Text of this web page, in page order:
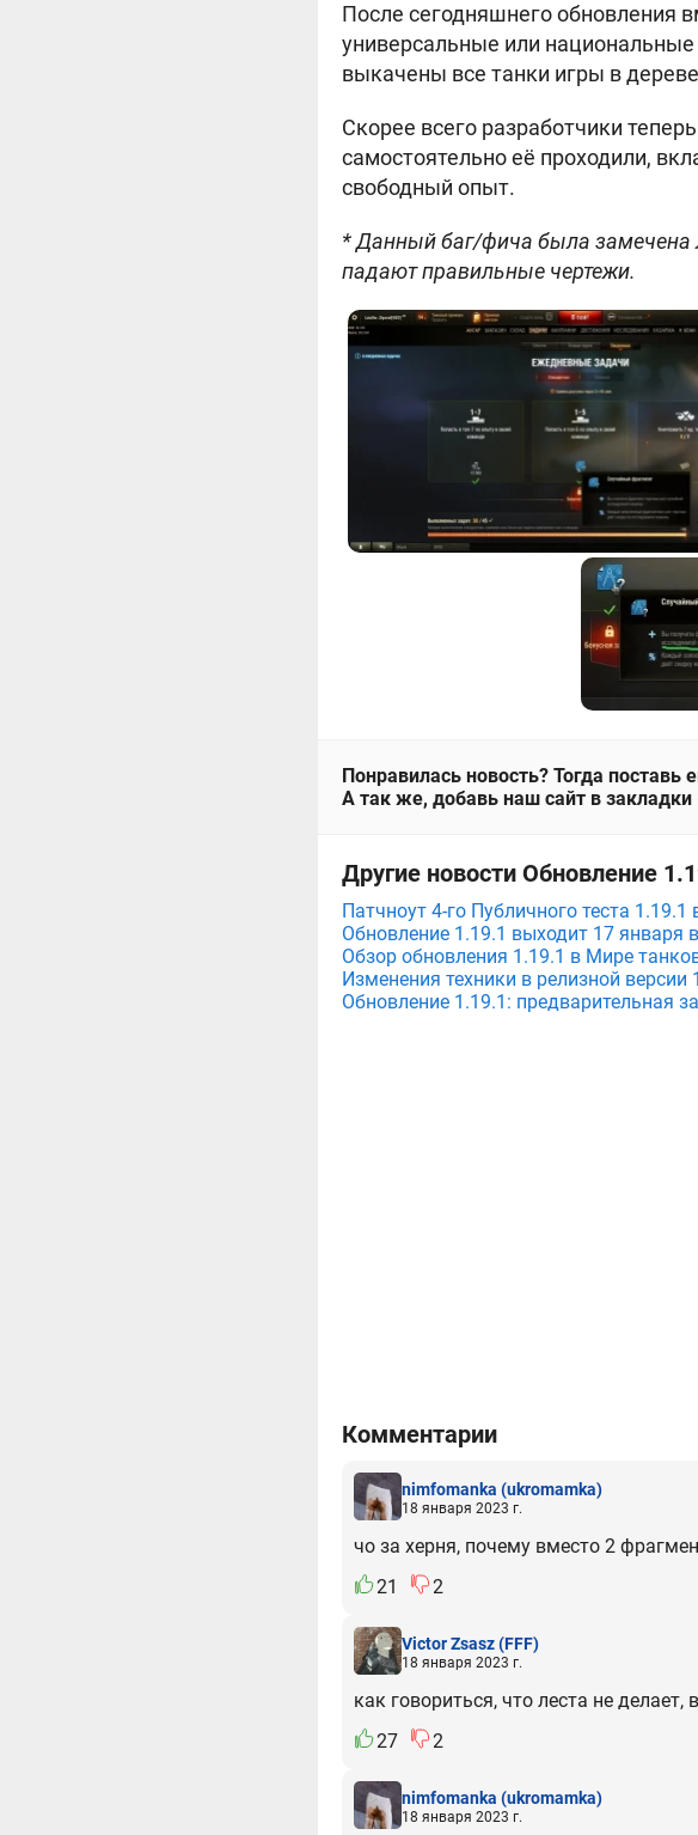
После сегодняшнего обновления
универсальные или
выкачены все танки игры в
Скорее всего разработчики
самостоятельно её проходили,
свободный опыт.
* Данный баг/фича была замечена
падают правильные чертежи.
Понравилась новость? Тогда поставь
А так же, добавь наш сайт в
Другие новости Обновление
Патчноут 4-го Публичного теста
Обновление 1.19.1 выходит 17 января
Обзор обновления 1.19.1 в Мире
Изменения техники в релизной
Обновление 1.19.1: предварительная
Комментарии
nimfomanka (ukromamka)
18 января 2023 г.
чо за херня, почему вместо 2
21
2
Victor Zsasz(FFF)
18 января 2023 г.
как говориться, что леста не делает,
27
2
nimfomanka (ukromamka)
18 января 2023 г.